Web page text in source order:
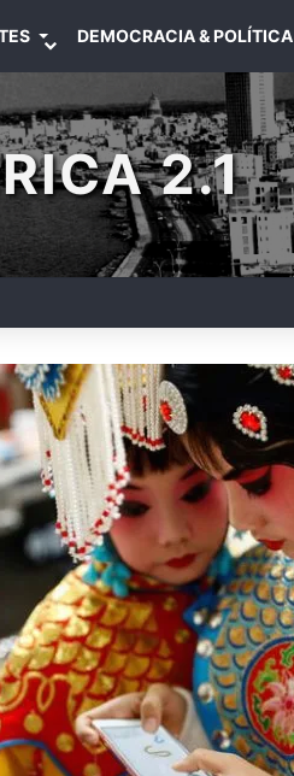
DEMOCRACIA & POLÍTICA
2.1